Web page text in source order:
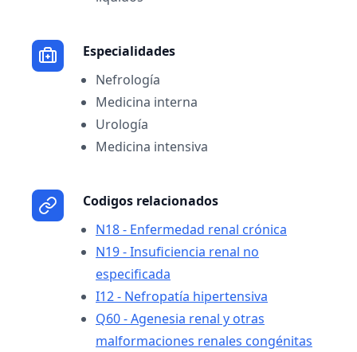
Especialidades
Nefrología
Medicina interna
Urología
Medicina intensiva
Codigos relacionados
N18 - Enfermedad renal crónica
N19 - Insuficiencia renal no
especificada
I12 - Nefropatía hipertensiva
Q60 - Agenesia renal y otras
malformaciones renales congénitas